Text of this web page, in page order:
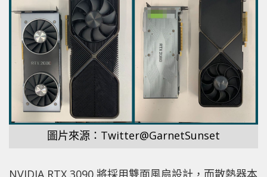
圖片來源：Twitter@GarnetSunset